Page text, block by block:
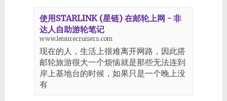
使用STARLINK (星链) 在邮轮上网 - 非
达人自助游轮笔记
www.leisurecruisers.com
现在的人，生活上很难离开网路，因此搭
邮轮旅游很大一个烦恼就是那些无法连到
岸上基地台的时候，如果只是一个晚上没
有